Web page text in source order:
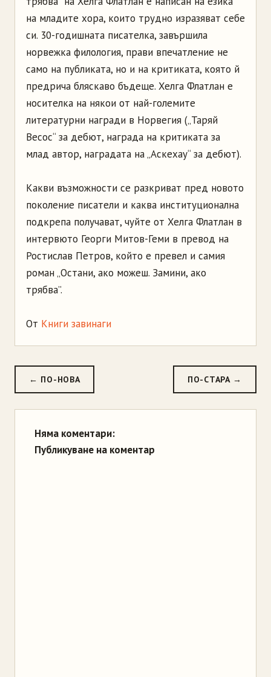
на младите хора, които трудно изразяват себе
си. 30-годишната писателка, завършила
норвежка филология, прави впечатление не
само на публиката, но и на критиката, която й
предрича бляскаво бъдеще. Хелга Флатлан е
носителка на някои от най-големите
литературни награди в Норвегия („Таряй
Весос“ за дебют, награда на критиката за
млад автор, наградата на „Аскехау“ за дебют).
Какви възможности се разкриват пред новото
поколение писатели и каква институционална
подкрепа получават, чуйте от Хелга Флатлан в
интервюто Георги Митов-Геми в превод на
Ростислав Петров, който е превел и самия
роман „Остани, ако можеш. Замини, ако
трябва”.
От Книги завинаги
← ПО-НОВА ПО-СТАРА →
Няма коментари:
Публикуване на коментар